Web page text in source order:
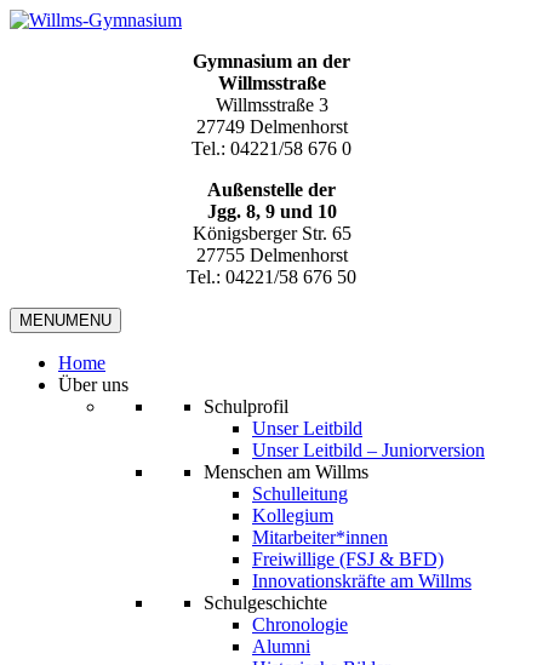
Gymnasium an der
Willmsstraße
Willmsstraße 3
27749 Delmenhorst
Tel.: 04221/58 676 0
Außenstelle der
Jgg. 8, 9 und 10
Königsberger Str. 65
27755 Delmenhorst
Tel.: 04221/58 676 50
MENUMENU
Home
Über uns
Schulprofil
Unser Leitbild
Unser Leitbild – Juniorversion
Menschen am Willms
Schulleitung
Kollegium
Mitarbeiter*innen
Freiwillige (FSJ & BFD)
Innovationskräfte am Willms
Schulgeschichte
Chronologie
Alumni